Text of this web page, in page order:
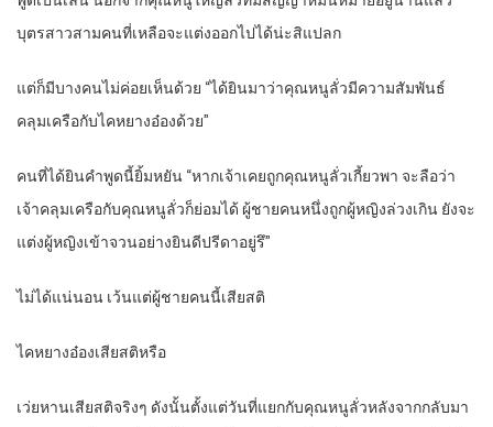
บุตรสาวสามคนที่เหลือจะแต่งออกไปได้น่ะสิแปลก
แต่ก็มีบางคนไม่ค่อยเห็นด้วย “ได้ยินมาว่าคุณหนูลั่วมีความสัมพันธ์
คลุมเครือกับไคหยางอ๋องด้วย”
คนที่ได้ยินคำพูดนี้ยิ้มหยัน “หากเจ้าเคยถูกคุณหนูลั่วเกี้ยวพา จะลือว่า
เจ้าคลุมเครือกับคุณหนูลั่วก็ย่อมได้ ผู้ชายคนหนึ่งถูกผู้หญิงล่วงเกิน ยังจะ
แต่งผู้หญิงเข้าจวนอย่างยินดีปรีดาอยู่รึ”
ไม่ได้แน่นอน เว้นแต่ผู้ชายคนนี้เสียสติ
ไคหยางอ๋องเสียสติหรือ
เว่ยหานเสียสติจริงๆ ดังนั้นตั้งแต่วันที่แยกกับคุณหนูลั่วหลังจากกลับมา